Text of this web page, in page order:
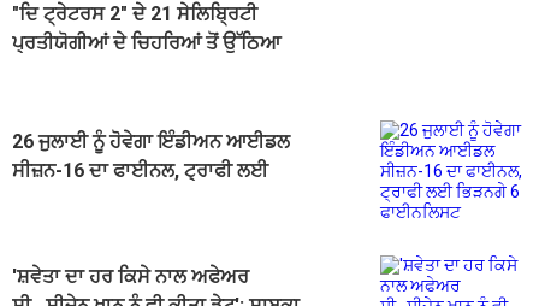
"ਦਿ ਟ੍ਰੇਟਰਸ 2" ਦੇ 21 ਸੇਲਿਬ੍ਰਿਟੀ
ਪ੍ਰਤੀਯੋਗੀਆਂ ਦੇ ਚਿਹਰਿਆਂ ਤੋਂ ਉੱਠਿਆ
26 ਜੁਲਾਈ ਨੂੰ ਹੋਵੇਗਾ ਇੰਡੀਅਨ ਆਈਡਲ
ਸੀਜ਼ਨ-16 ਦਾ ਫਾਈਨਲ, ਟ੍ਰਾਫੀ ਲਈ
'ਸ਼ਵੇਤਾ ਦਾ ਹਰ ਕਿਸੇ ਨਾਲ ਅਫੇਅਰ